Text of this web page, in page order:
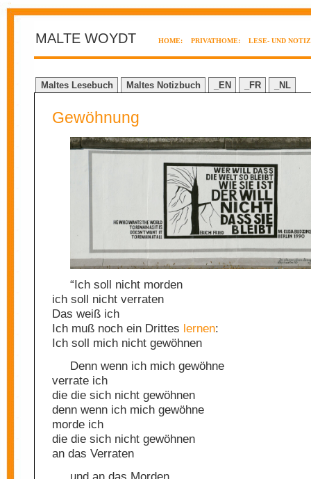
MALTE WOYDT HOME: PRIVATHOME: LESE- UND
Maltes Lesebuch Maltes Notizbuch _EN _FR _NL
Gewöhnung
“Ich soll nicht morden
ich soll nicht verraten
Das weiß ich
Ich muß noch ein Drittes lernen:
Ich soll mich nicht gewöhnen
Denn wenn ich mich gewöhne
verrate ich
die die sich nicht gewöhnen
denn wenn ich mich gewöhne
morde ich
die die sich nicht gewöhnen
an das Verraten